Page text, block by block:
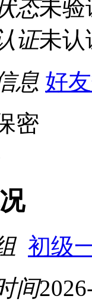
态未验
证未认
息 好
密
初级
间